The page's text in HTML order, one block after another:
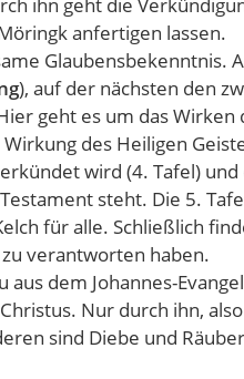
anfertigen lassen.
Glaubensbekenntnis.
), auf der nächsten den
geht es um das Wirken
des Heiligen
wird (4. Tafel) und
steht. Die 5.
für alle. Schließlich
verantworten haben.
aus dem Johannes-
Nur durch ihn,
sind Diebe und